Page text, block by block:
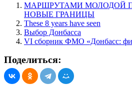
МАРШРУТАМИ МОЛОДОЙ
НОВЫЕ ГРАНИЦЫ
These 8 years have seen
Выбор Донбасса
VI сборник ФМО «Донбасс:
Поделиться: